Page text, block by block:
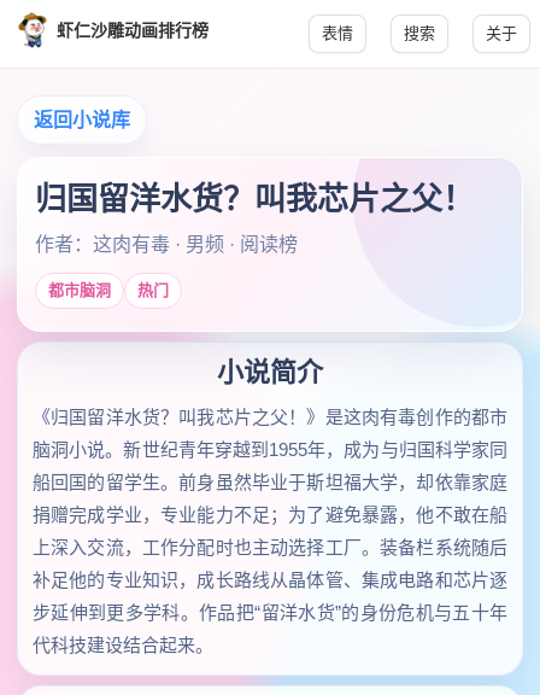
虾仁沙雕动画排行榜 表情 搜索 关于
返回小说库
归国留洋水货？叫我芯片之父！
作者：这肉有毒 · 男频 · 阅读榜
都市脑洞 热门
小说简介
《归国留洋水货？叫我芯片之父！》是这肉有毒创作的都市
脑洞小说。新世纪青年穿越到1955年，成为与归国科学家同
船回国的留学生。前身虽然毕业于斯坦福大学，却依靠家庭
捐赠完成学业，专业能力不足；为了避免暴露，他不敢在船
上深入交流，工作分配时也主动选择工厂。装备栏系统随后
补足他的专业知识，成长路线从晶体管、集成电路和芯片逐
步延伸到更多学科。作品把“留洋水货”的身份危机与五十年
代科技建设结合起来。